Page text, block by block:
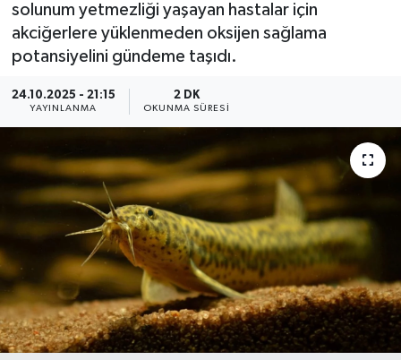
solunum yetmezliği yaşayan hastalar için
akciğerlere yüklenmeden oksijen sağlama
potansiyelini gündeme taşıdı.
24.10.2025 - 21:15
YAYINLANMA
2 DK
OKUNMA SÜRESI
MAGAZİN
YEREL